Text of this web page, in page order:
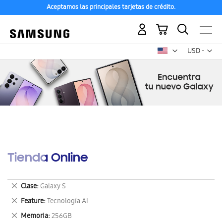
Aceptamos las principales tarjetas de crédito.
USD -
dólar
Mi carrito
Tienda Online
Clase Galaxy S
Eliminar
este
artículo
Feature Tecnología AI
Eliminar
este
Memoria 256GB
Eliminar